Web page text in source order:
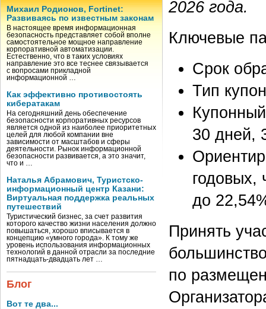
Михаил Родионов, Fortinet:
Развиваясь по известным законам
В настоящее время информационная
безопасность представляет собой вполне
самостоятельное мощное направление
корпоративной автоматизации.
Естественно, что в таких условиях
направление это все теснее связывается
с вопросами прикладной
информационной …
Как эффективно противостоять
кибератакам
На сегодняшний день обеспечение
безопасности корпоративных ресурсов
является одной из наиболее приоритетных
целей для любой компании вне
зависимости от масштабов и сферы
деятельности. Рынок информационной
безопасности развивается, а это значит,
что и …
Наталья Абрамович, Туристско-
информационный центр Казани:
Виртуальная поддержка реальных
путешествий
Туристический бизнес, за счет развития
которого качество жизни населения должно
повышаться, хорошо вписывается в
концепцию «умного города». К тому же
уровень использования информационных
технологий в данной отрасли за последние
пятнадцать-двадцать лет …
Блог
Вот те два...
2026 года.
Ключевые
Срок
Тип
30 дней,
годовых,
до
Принять
по